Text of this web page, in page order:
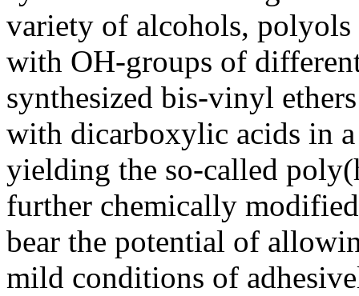
variety of alcohols,
with OH-groups of
synthesized bis-vinyl
with dicarboxylic acids in
yielding the so-called
further chemically
bear the potential of
mild conditions of